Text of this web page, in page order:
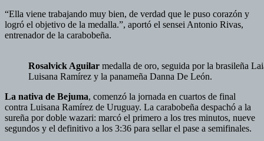
“Ella viene trabajando muy bien, de verdad que le puso corazón y
logró el objetivo de la medalla.”, aportó el sensei Antonio Rivas,
entrenador de la carabobeña.
Rosalvick Aguilar medalla de oro, seguida por la brasileña
Luisana Ramírez y la panameña Danna De León.
La nativa de Bejuma, comenzó la jornada en cuartos de final
contra Luisana Ramírez de Uruguay. La carabobeña despachó a la
sureña por doble wazari: marcó el primero a los tres minutos, nueve
segundos y el definitivo a los 3:36 para sellar el pase a semifinales.